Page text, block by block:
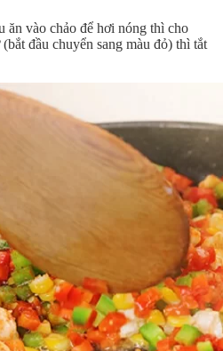
ăn vào chảo để hơi nóng thì cho
đầu chuyển sang màu đỏ) thì tắt